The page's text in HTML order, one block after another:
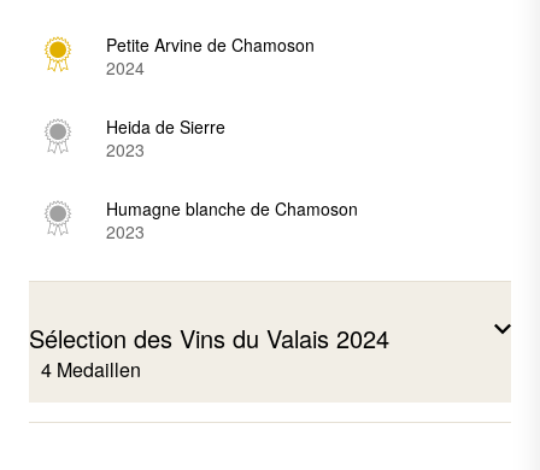
Petite Arvine de Chamoson
2024
Heida de Sierre
2023
Humagne blanche de Chamoson
2023
Sélection des Vins du Valais 2024
4 Medaillen